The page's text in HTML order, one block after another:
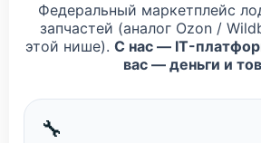
Федеральный маркетплейс
запчастей (аналог Ozon /
этой нише). С нас — IT-
вас — деньги и
🔧